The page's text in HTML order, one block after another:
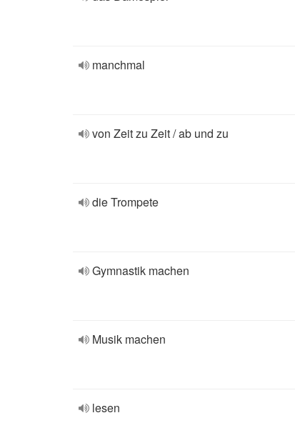
manchmal
von Zeit zu Zeit / ab und zu
die Trompete
Gymnastik machen
Musik machen
lesen